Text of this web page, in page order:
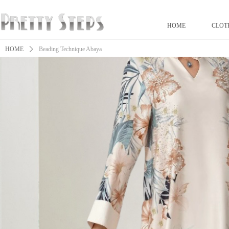
HOME
HOME ꄲ Beading Technique Abaya